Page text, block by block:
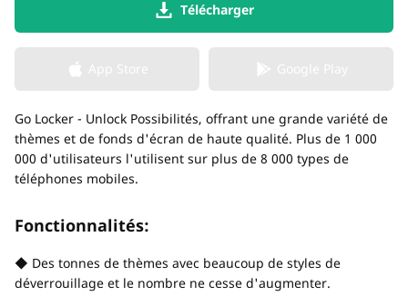
Télécharger
Go Locker - Unlock Possibilités, offrant une grande variété de
thèmes et de fonds d'écran de haute qualité. Plus de 1 000
000 d'utilisateurs l'utilisent sur plus de 8 000 types de
téléphones mobiles.
Fonctionnalités:
◆ Des tonnes de thèmes avec beaucoup de styles de
déverrouillage et le nombre ne cesse d'augmenter.